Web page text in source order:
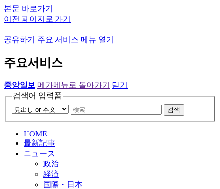
본문 바로가기
이전 페이지로 가기
공유하기 주요 서비스 메뉴 열기
주요서비스
중앙일보 메가메뉴로 돌아가기
닫기
검색어 입력폼
검색
HOME
最新記事
ニュース
政治
経済
国際・日本